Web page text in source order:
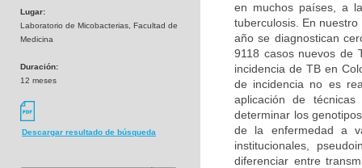
Lugar:
Laboratorio de Micobacterias, Facultad de
Medicina
Duración:
12 meses
Descargar resultado de búsqueda
en muchos países, a
tuberculosis. En
año se diagnostican
9118 casos nuevos de
incidencia de TB en
de incidencia no es
aplicación de
determinar los
de la enfermedad a
institucionales,
diferenciar entre